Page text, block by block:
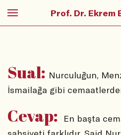
Prof. Dr. Ekrem
Sual: Nurculuğun,
İsmailağa gibi
Cevap:
En başta